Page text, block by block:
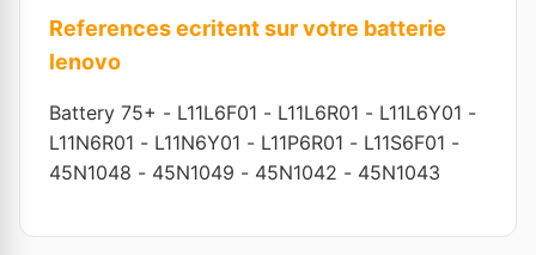
References ecritent sur votre batterie
lenovo
Battery 75+ - L11L6F01 - L11L6R01 - L11L6Y01 -
L11N6R01 - L11N6Y01 - L11P6R01 - L11S6F01 -
45N1048 - 45N1049 - 45N1042 - 45N1043